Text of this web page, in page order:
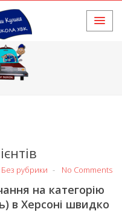
Без рубрики No Comments
на категорію
в Херсоні швидко